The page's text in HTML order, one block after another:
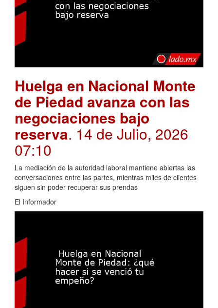
Huelga en Nacional Monte
de Piedad avanza con las
negociaciones bajo
reserva. 14 de Julio, 2026
07:10
La mediación de la autoridad laboral mantiene abiertas las
conversaciones entre las partes, mientras miles de clientes
siguen sin poder recuperar sus prendas
El Informador